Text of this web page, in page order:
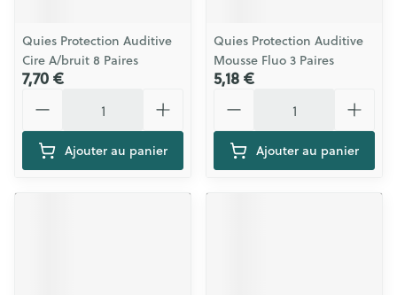
Quies Protection Auditive
Cire A/bruit 8 Paires
7,70 €
Ajouter au panier
Quies Protection Auditive
Mousse Fluo 3 Paires
5,18 €
Ajouter au panier